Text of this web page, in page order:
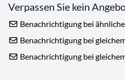
Verpassen Sie kein
Benachrichtigung bei
Benachrichtigung bei
Benachrichtigung bei